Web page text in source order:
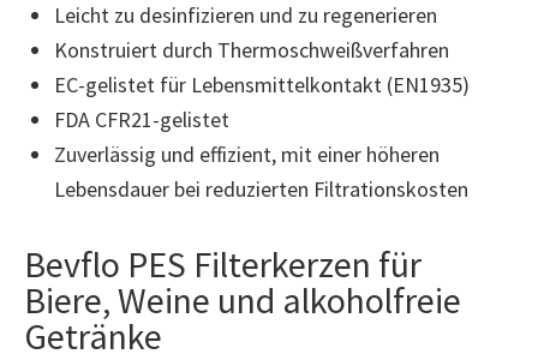
Leicht zu desinfizieren und zu regenerieren
Konstruiert durch Thermoschweißverfahren
EC-gelistet für Lebensmittelkontakt (EN1935)
FDA CFR21-gelistet
Zuverlässig und effizient, mit einer höheren
Lebensdauer bei reduzierten Filtrationskosten
Bevflo PES Filterkerzen für
Biere, Weine und alkoholfreie
Getränke